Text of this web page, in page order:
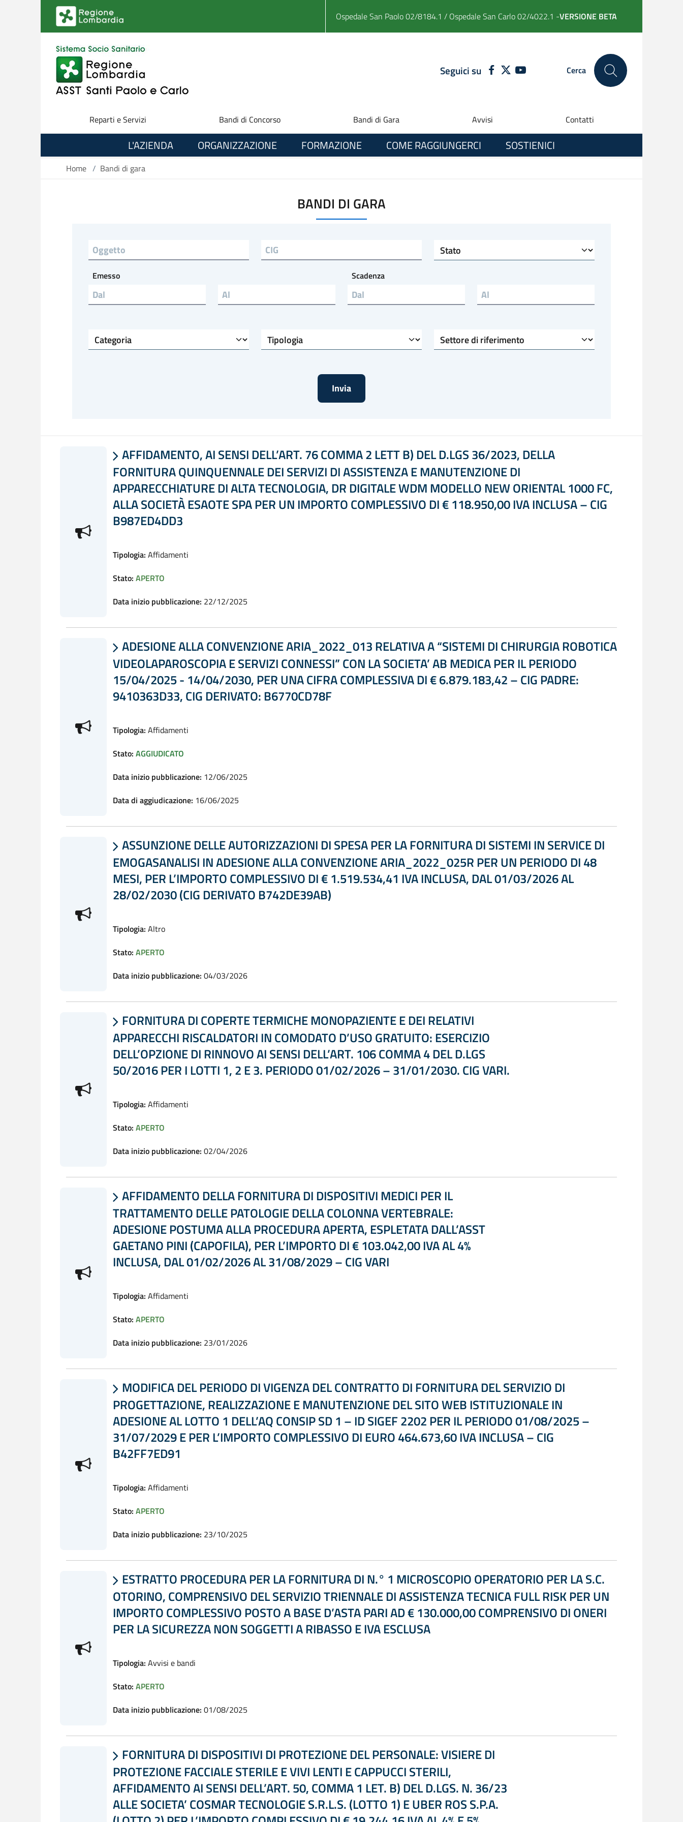
Salta al contenuto principale
Ospedale San Paolo 02/8184.1 / Ospedale San Carlo 02/4022.1 -VERSIONE BETA
Seguici suFACEBOOK
TWITTERYOUTUBE Cerca
Reparti e Servizi Bandi di Concorso Bandi di Gara Avvisi Contatti
L'AZIENDA ORGANIZZAZIONE FORMAZIONE COME RAGGIUNGERCI SOSTIENICI
Home / Bandi di gara
BANDI DI GARA
Titolo CIG Stato
Emesso
Emesso al
Scadenza
Scadenza al
Categoria Tipologia Settore di riferimento
 AFFIDAMENTO, AI SENSI DELL’ART. 76 COMMA 2 LETT B) DEL D.LGS 36/2023, DELLA
FORNITURA QUINQUENNALE DEI SERVIZI DI ASSISTENZA E MANUTENZIONE DI
APPARECCHIATURE DI ALTA TECNOLOGIA, DR DIGITALE WDM MODELLO NEW ORIENTAL 1000 FC,
ALLA SOCIETÀ ESAOTE SPA PER UN IMPORTO COMPLESSIVO DI € 118.950,00 IVA INCLUSA – CIG
B987ED4DD3
Tipologia: Affidamenti
Stato: APERTO
Data inizio pubblicazione: 22/12/2025
 ADESIONE ALLA CONVENZIONE ARIA_2022_013 RELATIVA A “SISTEMI DI CHIRURGIA ROBOTICA
VIDEOLAPAROSCOPIA E SERVIZI CONNESSI” CON LA SOCIETA’ AB MEDICA PER IL PERIODO
15/04/2025 - 14/04/2030, PER UNA CIFRA COMPLESSIVA DI € 6.879.183,42 – CIG PADRE:
9410363D33, CIG DERIVATO: B6770CD78F
Tipologia: Affidamenti
Stato: AGGIUDICATO
Data inizio pubblicazione: 12/06/2025
Data di aggiudicazione: 16/06/2025
 ASSUNZIONE DELLE AUTORIZZAZIONI DI SPESA PER LA FORNITURA DI SISTEMI IN SERVICE DI
EMOGASANALISI IN ADESIONE ALLA CONVENZIONE ARIA_2022_025R PER UN PERIODO DI 48
MESI, PER L’IMPORTO COMPLESSIVO DI € 1.519.534,41 IVA INCLUSA, DAL 01/03/2026 AL
28/02/2030 (CIG DERIVATO B742DE39AB)
Tipologia: Altro
Stato: APERTO
Data inizio pubblicazione: 04/03/2026
 FORNITURA DI COPERTE TERMICHE MONOPAZIENTE E DEI RELATIVI
APPARECCHI RISCALDATORI IN COMODATO D’USO GRATUITO: ESERCIZIO
DELL’OPZIONE DI RINNOVO AI SENSI DELL’ART. 106 COMMA 4 DEL D.LGS
50/2016 PER I LOTTI 1, 2 E 3. PERIODO 01/02/2026 – 31/01/2030. CIG VARI.
Tipologia: Affidamenti
Stato: APERTO
Data inizio pubblicazione: 02/04/2026
 AFFIDAMENTO DELLA FORNITURA DI DISPOSITIVI MEDICI PER IL
TRATTAMENTO DELLE PATOLOGIE DELLA COLONNA VERTEBRALE:
ADESIONE POSTUMA ALLA PROCEDURA APERTA, ESPLETATA DALL’ASST
GAETANO PINI (CAPOFILA), PER L’IMPORTO DI € 103.042,00 IVA AL 4%
INCLUSA, DAL 01/02/2026 AL 31/08/2029 – CIG VARI
Tipologia: Affidamenti
Stato: APERTO
Data inizio pubblicazione: 23/01/2026
 MODIFICA DEL PERIODO DI VIGENZA DEL CONTRATTO DI FORNITURA DEL SERVIZIO DI
PROGETTAZIONE, REALIZZAZIONE E MANUTENZIONE DEL SITO WEB ISTITUZIONALE IN
ADESIONE AL LOTTO 1 DELL’AQ CONSIP SD 1 – ID SIGEF 2202 PER IL PERIODO 01/08/2025 –
31/07/2029 E PER L’IMPORTO COMPLESSIVO DI EURO 464.673,60 IVA INCLUSA – CIG
B42FF7ED91
Tipologia: Affidamenti
Stato: APERTO
Data inizio pubblicazione: 23/10/2025
 ESTRATTO PROCEDURA PER LA FORNITURA DI N.° 1 MICROSCOPIO OPERATORIO PER LA S.C.
OTORINO, COMPRENSIVO DEL SERVIZIO TRIENNALE DI ASSISTENZA TECNICA FULL RISK PER UN
IMPORTO COMPLESSIVO POSTO A BASE D’ASTA PARI AD € 130.000,00 COMPRENSIVO DI ONERI
PER LA SICUREZZA NON SOGGETTI A RIBASSO E IVA ESCLUSA
Tipologia: Avvisi e bandi
Stato: APERTO
Data inizio pubblicazione: 01/08/2025
 FORNITURA DI DISPOSITIVI DI PROTEZIONE DEL PERSONALE: VISIERE DI
PROTEZIONE FACCIALE STERILE E VIVI LENTI E CAPPUCCI STERILI,
AFFIDAMENTO AI SENSI DELL’ART. 50, COMMA 1 LET. B) DEL D.LGS. N. 36/23
ALLE SOCIETA’ COSMAR TECNOLOGIE S.R.L.S. (LOTTO 1) E UBER ROS S.P.A.